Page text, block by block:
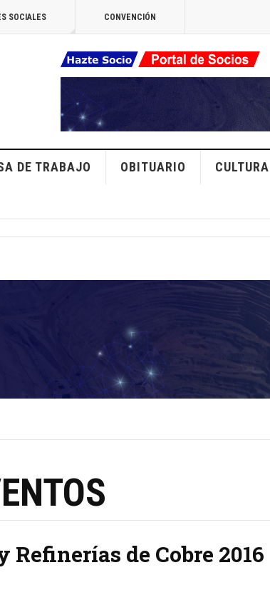
SOCIALES CONVENCIÓN
DE TRABAJO OBITUARIO
de Cobre 2016